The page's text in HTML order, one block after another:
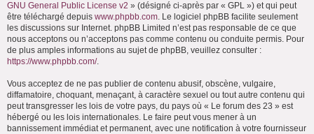
GNU General Public License v2 » (désigné ci-après par « GPL ») et qui peut
être téléchargé depuis www.phpbb.com. Le logiciel phpBB facilite seulement
les discussions sur Internet. phpBB Limited n’est pas responsable de ce que
nous acceptons ou n’acceptons pas comme contenu ou conduite permis. Pour
de plus amples informations au sujet de phpBB, veuillez consulter :
https://www.phpbb.com/.
Vous acceptez de ne pas publier de contenu abusif, obscène, vulgaire,
diffamatoire, choquant, menaçant, à caractère sexuel ou tout autre contenu qui
peut transgresser les lois de votre pays, du pays où « Le forum des 23 » est
hébergé ou les lois internationales. Le faire peut vous mener à un
bannissement immédiat et permanent, avec une notification à votre fournisseur